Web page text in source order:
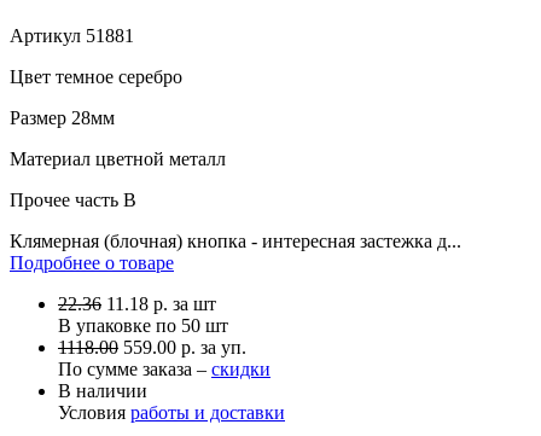
Артикул 51881
Цвет темное серебро
Размер 28мм
Материал цветной металл
Прочее часть B
Клямерная (блочная) кнопка - интересная застежка д...
Подробнее о товаре
22.36 11.18 р. за шт
В упаковке по 50 шт
1118.00 559.00 р. за уп.
По сумме заказа – скидки
В наличии
Условия работы и доставки